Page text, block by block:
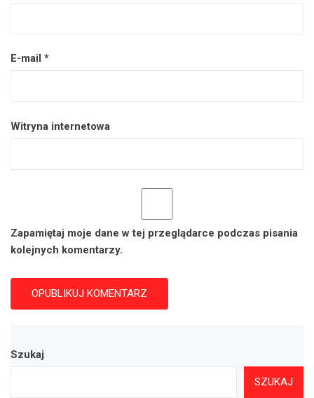
E-mail *
Witryna internetowa
Zapamiętaj moje dane w tej przeglądarce podczas pisania
kolejnych komentarzy.
Szukaj
SZUKAJ